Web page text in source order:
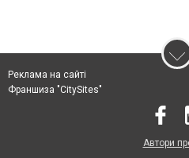
Реклама на сайті
Франшиза "CitySites"
Автори